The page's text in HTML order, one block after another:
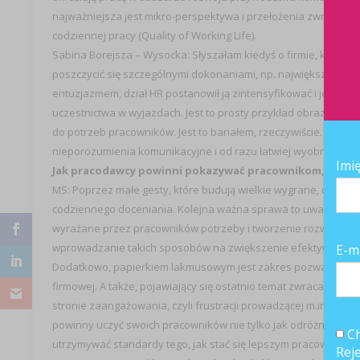
najważniejsza jest mikro-perspektywa i przełożenia
codziennej pracy (Quality of Working Life).
Sabina Borejsza – Wysocka: Słyszałam kiedyś o firmie, która
poszczycić się szczególnymi dokonaniami, np. największą
entuzjazmem, dział HR postanowił ją zintensyfikować i
uczestnictwa w wyjazdach. Jest to prosty przykład obrazujący
do potrzeb pracowników. Jest to banałem, rzeczywiście.
nieporozumienia komunikacyjne i od razu łatwiej wyobrazić
Jak pracodawcy powinni pokazywać pracownikom, że są
MS: Poprzez małe gesty, które budują wielkie wygrane, czyli
codziennego doceniania. Kolejna ważna sprawa to
wyrażane przez pracowników potrzeby i tworzenie rozwiązań
wprowadzanie takich sposobów na zwiększenie efektywności
Dodatkowo, papierkiem lakmusowym jest zakres pozwalania
firmowej. A także, pojawiający się ostatnio temat zwracania
stronie zaangażowania, czyli frustracji prowadzącej m.in. do
powinny uczyć swoich pracowników nie tylko jak odróżniać
utrzymywać standardy tego, jak stać się lepszym
E-